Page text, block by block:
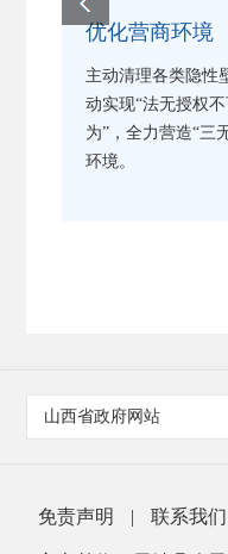
优化营商环境
主动清理各类隐性
动实现“法无授权
为”，全力营造“三
环境。
山西省政府网站
免责声明 | 联系我们